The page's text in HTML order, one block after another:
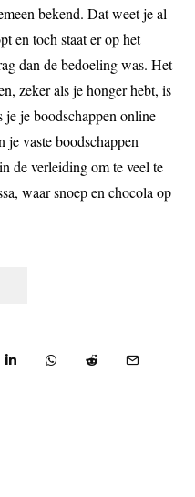
bekend. Dat weet je al
en toch staat er op het
dan de bedoeling was. Het
zeker als je honger hebt, is
je boodschappen online
je vaste boodschappen
de verleiding om te veel te
waar snoep en chocola op